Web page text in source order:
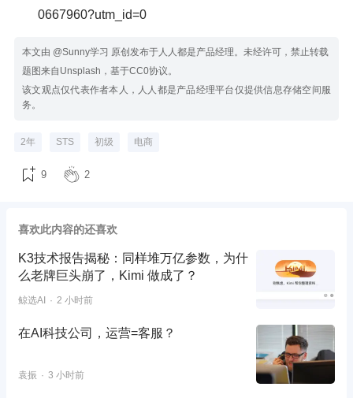
0667960?utm_id=0
本文由 @Sunny学习 原创发布于人人都是产品经理。未经许可，禁止转载
题图来自Unsplash，基于CC0协议。
该文观点仅代表作者本人，人人都是产品经理平台仅提供信息存储空间服
务。
2年 STS 初级 电商
9 2
喜欢此内容的还喜欢
K3技术报告揭秘：同样堆万亿参数，为什
么老牌巨头崩了，Kimi 做成了？
鲸选AI 2 小时前
在AI科技公司，运营=客服？
袁振 3 小时前